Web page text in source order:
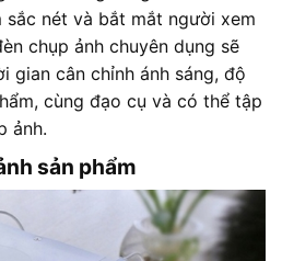
sắc nét và bắt mắt người xem
chụp ảnh chuyên dụng sẽ
gian cân chỉnh ánh sáng, độ
cùng đạo cụ và có thể tập
ảnh.
sản phẩm